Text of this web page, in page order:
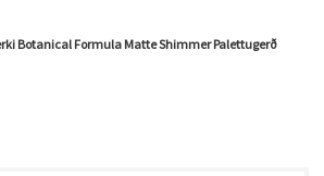
Botanical Formula Matte Shimmer Palettugerð